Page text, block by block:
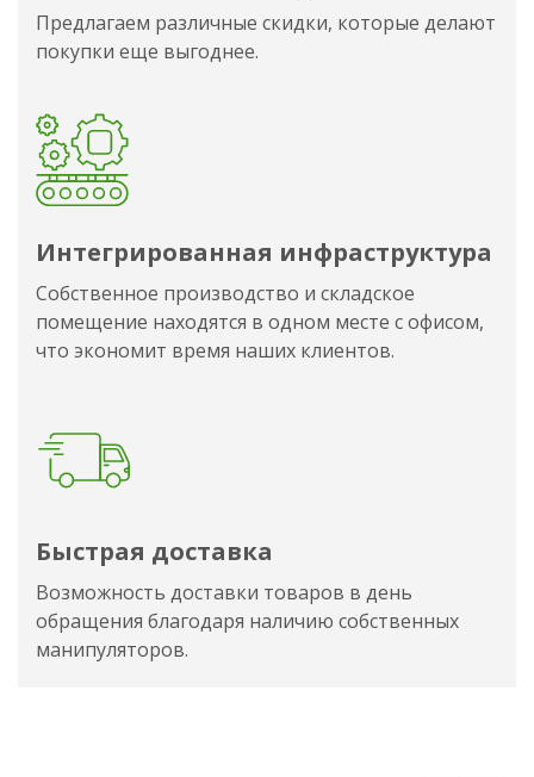
Предлагаем различные скидки, которые делают
покупки еще выгоднее.
Интегрированная инфраструктура
Собственное производство и складское
помещение находятся в одном месте с офисом,
что экономит время наших клиентов.
Быстрая доставка
Возможность доставки товаров в день
обращения благодаря наличию собственных
манипуляторов.